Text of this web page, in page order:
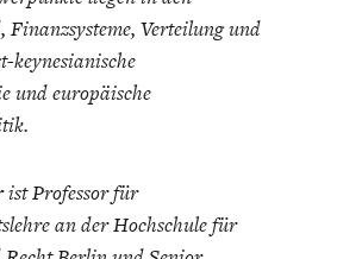
Finanzsysteme, Verteilung und
keynesianische
und europäische
ist Professor für
an der Hochschule für